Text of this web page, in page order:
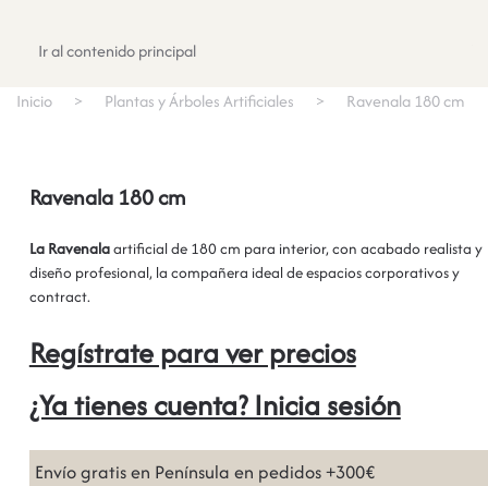
Ir al contenido principal
Inicio Plantas y Árboles Artificiales Ravenala 180 cm
Ravenala 180 cm
La Ravenalaartificial de 180 cm para interior, con acabado realista y
diseño profesional, la compañera ideal de espacios corporativos y
contract.
Regístrate para ver precios
¿Ya tienes cuenta? Inicia sesión
Envío gratis en Península en pedidos +300€